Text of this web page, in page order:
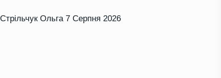
Стрільчук Ольга 7 Серпня 2026